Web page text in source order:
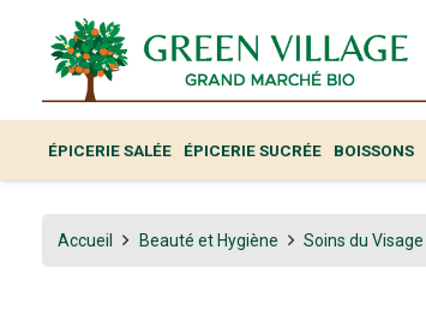
ÉPICERIE SALÉE ÉPICERIE SUCRÉE BOISSONS
Accueil Beauté et Hygiène Soins du Visage